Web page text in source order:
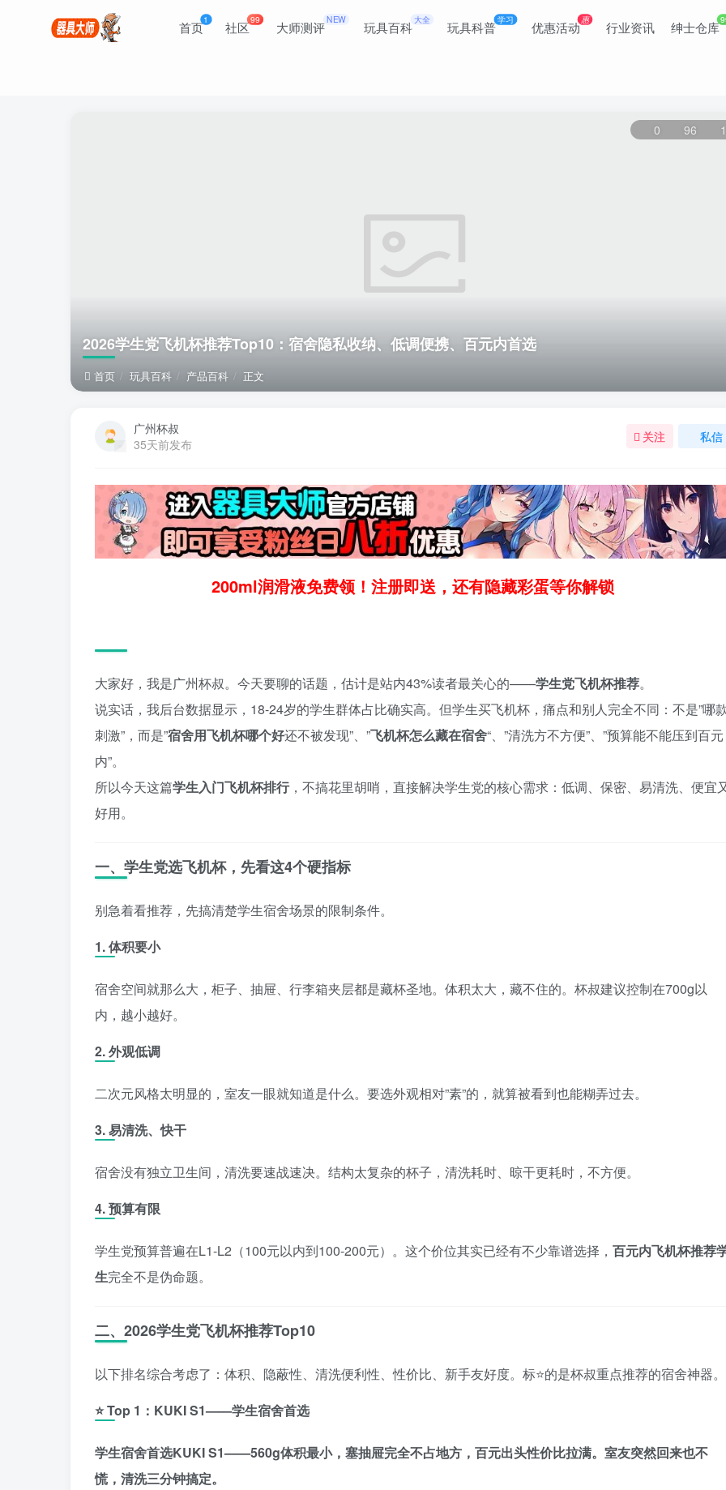
首页1 社区99 大师测评NEW 玩具百科 大全 玩具科普学习 优惠活动惠 行业资讯 绅士仓库
2026学生党飞机杯推荐Top10：宿舍隐私收纳、低调便携、百元内首选
首页 玩具百科 产品百科 正文
0 96
广州杯叔
35天前发布
关注 私信
200ml润滑液免费领！注册即送，还有隐藏彩蛋等你解锁
大家好，我是广州杯叔。今天要聊的话题，估计是站内43%读者最关心的——学生党飞机杯推荐。
说实话，我后台数据显示，18-24岁的学生群体占比确实高。但学生买飞机杯，痛点和别人完全不同：不是”哪
刺激”，而是”宿舍用飞机杯哪个好还不被发现”、”飞机杯怎么藏在宿舍“、”清洗方不方便”、”预算能不能压到百元
内”。
所以今天这篇学生入门飞机杯排行，不搞花里胡哨，直接解决学生党的核心需求：低调、保密、易清洗、便宜
好用。
一、学生党选飞机杯，先看这4个硬指标
别急着看推荐，先搞清楚学生宿舍场景的限制条件。
1. 体积要小
宿舍空间就那么大，柜子、抽屉、行李箱夹层都是藏杯圣地。体积太大，藏不住的。杯叔建议控制在700g以
内，越小越好。
2. 外观低调
二次元风格太明显的，室友一眼就知道是什么。要选外观相对”素”的，就算被看到也能糊弄过去。
3. 易清洗、快干
宿舍没有独立卫生间，清洗要速战速决。结构太复杂的杯子，清洗耗时、晾干更耗时，不方便。
4. 预算有限
学生党预算普遍在L1-L2（100元以内到100-200元）。这个价位其实已经有不少靠谱选择， 百元内飞机杯推荐
生完全不是伪命题。
二、2026学生党飞机杯推荐Top10
以下排名综合考虑了：体积、隐蔽性、清洗便利性、性价比、新手友好度。标⭐的是杯叔重点推荐的宿舍神器。
⭐ Top 1：KUKI S1——学生宿舍首选
学生宿舍首选KUKI S1——560g体积最小，塞抽屉完全不占地方，百元出头性价比拉满。室友突然回来也不
慌，清洗三分钟搞定。